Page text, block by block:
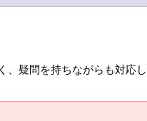
疑問を持ちながらも対応し